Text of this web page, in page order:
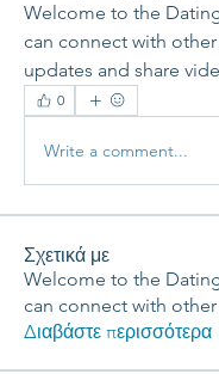
Welcome to the
can connect with
updates and share
0
Write a comment...
Σχετικά με
Welcome to the
can connect with
Διαβάστε περισσότερα